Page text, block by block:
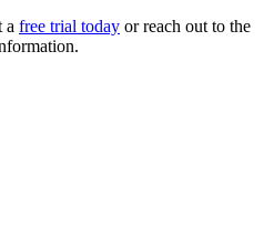
a free trial today or reach out to the